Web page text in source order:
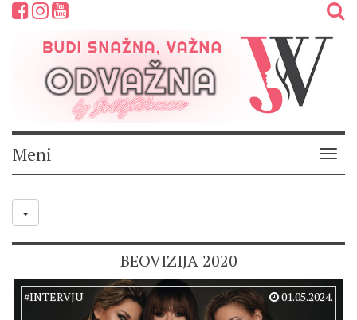
Meni
Meni
BEOVIZIJA 2020
#INTERVJU 01.05.2024.